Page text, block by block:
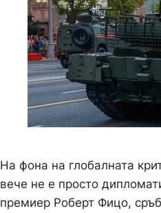
На фона на глобалната
вече не е просто
премиер Роберт Фицо,